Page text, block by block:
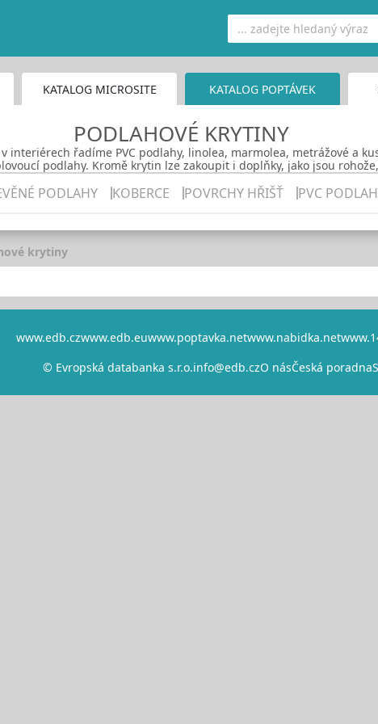
KATALOG MICROSITE KATALOG POPTÁVEK
PODLAHOVÉ KRYTINY
interiérech řadíme PVC podlahy, linolea, marmolea, metrážové a
podlahy. Kromě krytin lze zakoupit i doplňky, jako jsou
PODLAHY KOBERCE POVRCHY HŘIŠŤ PVC
krytiny
www.edb.czwww.edb.euwww.poptavka.netwww.nabidka.net
© Evropská databanka s.r.o.info@edb.czO násČeská poradna